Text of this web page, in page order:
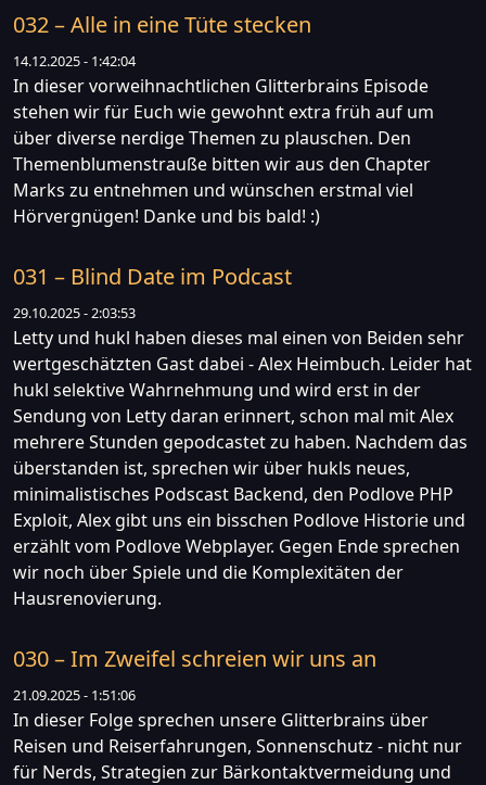
032 – Alle in eine Tüte stecken
14.12.2025 - 1:42:04
In dieser vorweihnachtlichen Glitterbrains Episode
stehen wir für Euch wie gewohnt extra früh auf um
über diverse nerdige Themen zu plauschen. Den
Themenblumenstrauße bitten wir aus den Chapter
Marks zu entnehmen und wünschen erstmal viel
Hörvergnügen! Danke und bis bald! :)
031 – Blind Date im Podcast
29.10.2025 - 2:03:53
Letty und hukl haben dieses mal einen von Beiden sehr
wertgeschätzten Gast dabei - Alex Heimbuch. Leider hat
hukl selektive Wahrnehmung und wird erst in der
Sendung von Letty daran erinnert, schon mal mit Alex
mehrere Stunden gepodcastet zu haben. Nachdem das
überstanden ist, sprechen wir über hukls neues,
minimalistisches Podscast Backend, den Podlove PHP
Exploit, Alex gibt uns ein bisschen Podlove Historie und
erzählt vom Podlove Webplayer. Gegen Ende sprechen
wir noch über Spiele und die Komplexitäten der
Hausrenovierung.
030 – Im Zweifel schreien wir uns an
21.09.2025 - 1:51:06
In dieser Folge sprechen unsere Glitterbrains über
Reisen und Reiserfahrungen, Sonnenschutz - nicht nur
für Nerds, Strategien zur Bärkontaktvermeidung und